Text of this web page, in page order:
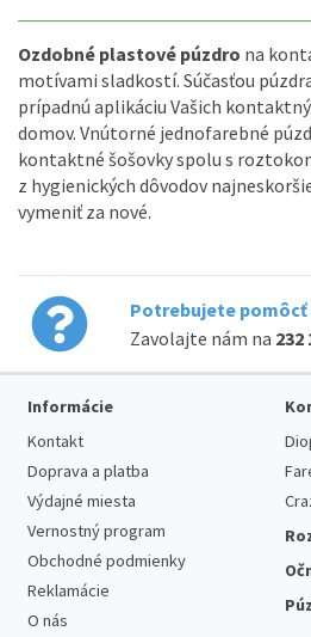
Ozdobné plastové púzdro na
motívami sladkostí. Súčasťou
prípadnú aplikáciu Vašich
domov. Vnútorné jednofarebné
kontaktné šošovky spolu s
z hygienických dôvodov
vymeniť za nové.
Potrebujete pomôcť
Zavolajte nám na 232
Informácie
Kontakt
Doprava a platba
Výdajné miesta
Vernostný program
Obchodné podmienky
Reklamácie
O nás